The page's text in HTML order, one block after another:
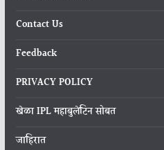
Contact Us
Feedback
PRIVACY POLICY
खेळा IPL महाबुलेटिन सोबत
जाहिरात